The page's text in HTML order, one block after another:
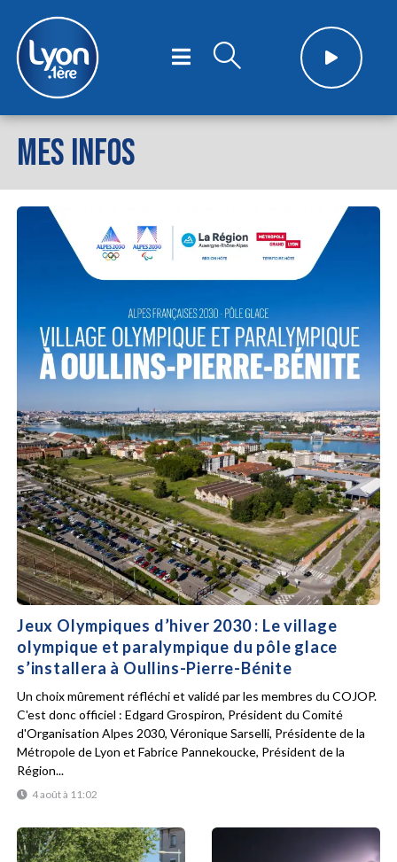
MES INFOS
Jeux Olympiques d’hiver 2030 : Le village
olympique et paralympique du pôle glace
s’installera à Oullins-Pierre-Bénite
4 août à 11:02
Un choix mûrement réfléchi et validé par les membres du COJOP.
C'est donc officiel : Edgard Grospiron, Président du Comité
d'Organisation Alpes 2030, Véronique Sarselli, Présidente de la
Métropole de Lyon et Fabrice Pannekoucke, Président de la
Région...